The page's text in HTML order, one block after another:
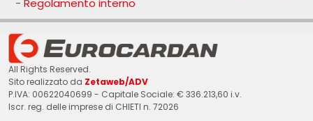
All Rights Reserved.
Sito realizzato da Zetaweb/ADV
P.IVA: 00622040699 - Capitale Sociale: € 336.213,60 i.v.
Iscr. reg. delle imprese di CHIETI n. 72026